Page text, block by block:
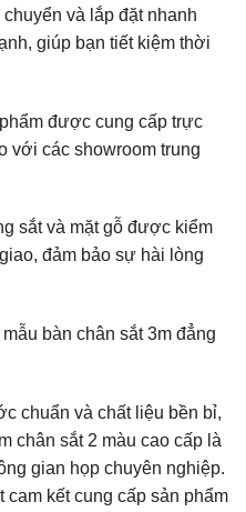
và lắp đặt nhanh
giúp bạn tiết kiệm thời
được cung cấp trực
với các showroom trung
sắt và mặt gỗ được kiểm
đảm bảo sự hài lòng
bàn chân sắt 3m đẳng
chuẩn và chất liệu bền bỉ,
chân sắt 2 màu cao cấp là
gian họp chuyên nghiệp.
cam kết cung cấp sản phẩm